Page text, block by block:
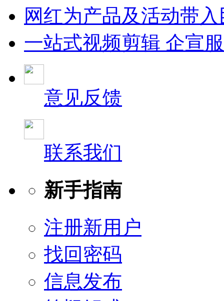
网红为产品及活动带
一站式视频剪辑 企宣
意见反馈
联系我们
新手指南
注册新用户
找回密码
信息发布